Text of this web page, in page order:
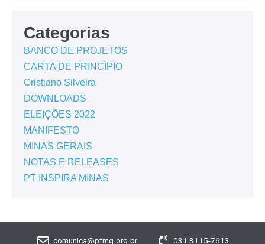
Categorias
BANCO DE PROJETOS
CARTA DE PRINCÍPIO
Cristiano Silveira
DOWNLOADS
ELEIÇÕES 2022
MANIFESTO
MINAS GERAIS
NOTAS E RELEASES
PT INSPIRA MINAS
comunica@ptmg.org.br 031 3115-7613